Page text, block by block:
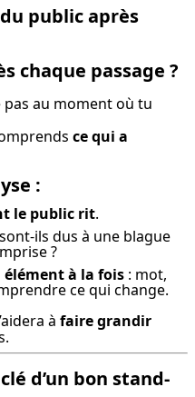
public après
chaque passage ?
pas au moment où tu
ce qui a
:
le public rit.
ils dus à une blague
?
élément à la fois : mot,
ce qui change.
à faire grandir
d’un bon stand-